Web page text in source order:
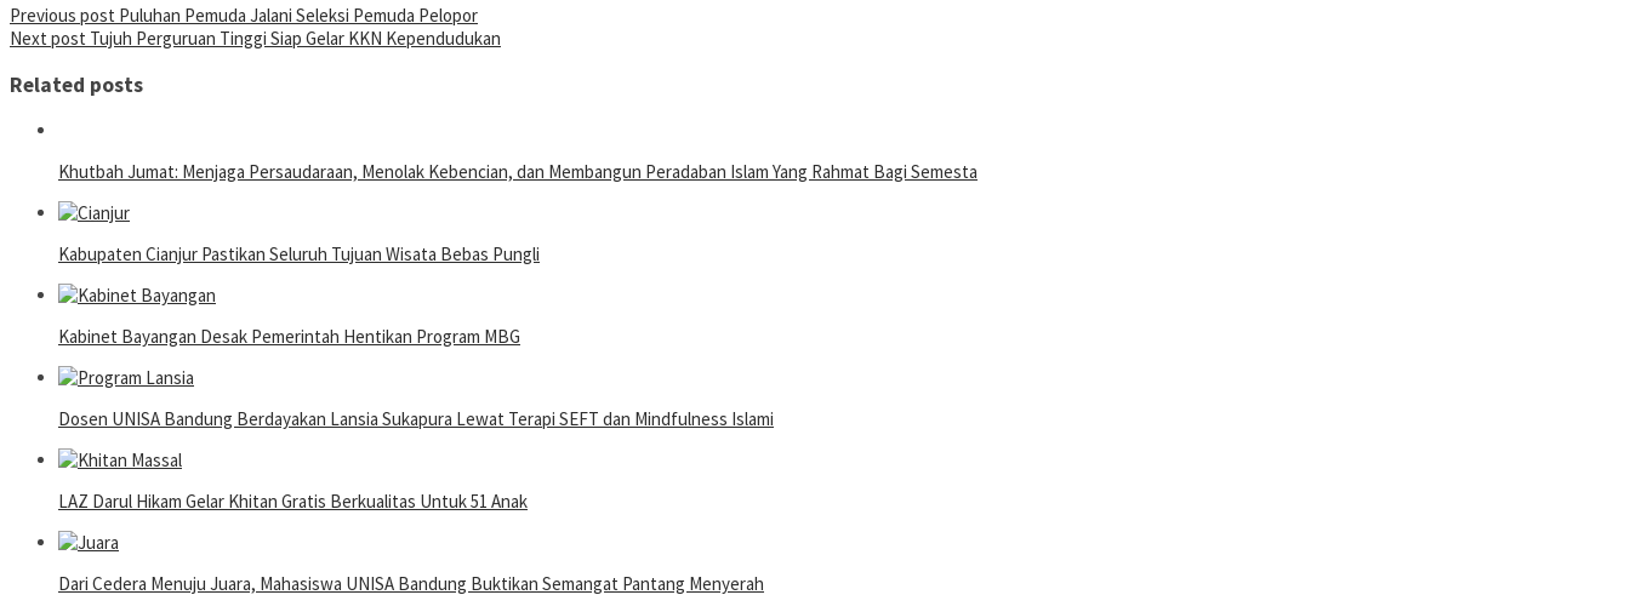
Post
navigation
Previous post Puluhan Pemuda Jalani Seleksi Pemuda Pelopor
Next post Tujuh Perguruan Tinggi Siap Gelar KKN Kependudukan
Related posts
Khutbah Jumat: Menjaga Persaudaraan, Menolak Kebencian, dan Membangun Peradaban Islam Yang Rahmat Bagi Semesta
Kabupaten Cianjur Pastikan Seluruh Tujuan Wisata Bebas Pungli
Kabinet Bayangan Desak Pemerintah Hentikan Program MBG
Dosen UNISA Bandung Berdayakan Lansia Sukapura Lewat Terapi SEFT dan Mindfulness Islami
LAZ Darul Hikam Gelar Khitan Gratis Berkualitas Untuk 51 Anak
Dari Cedera Menuju Juara, Mahasiswa UNISA Bandung Buktikan Semangat Pantang Menyerah